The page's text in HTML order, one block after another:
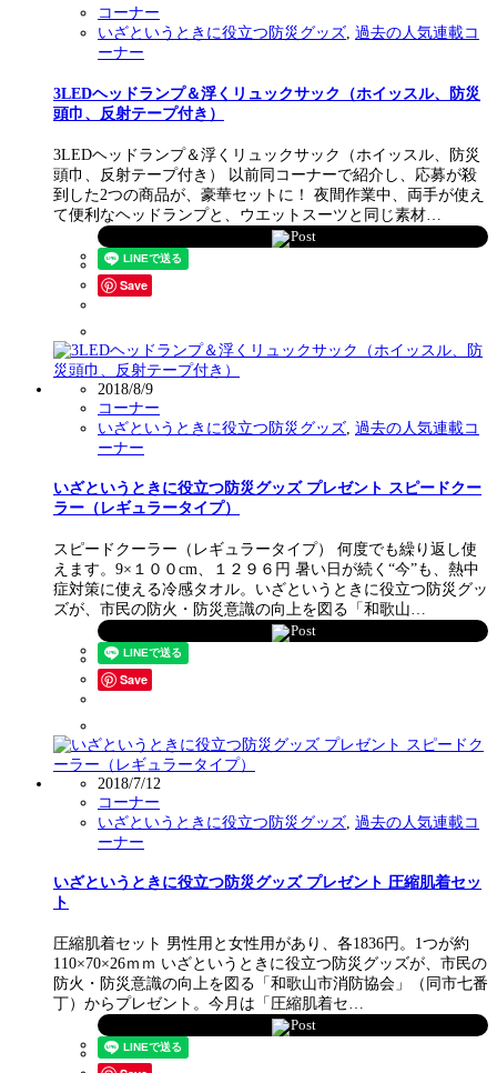
コーナー
いざというときに役立つ防災グッズ, 過去の人気連載コ
ーナー
3LEDヘッドランプ＆浮くリュックサック（ホイッスル、防災
頭巾、反射テープ付き）
3LEDヘッドランプ＆浮くリュックサック（ホイッスル、防災
頭巾、反射テープ付き） 以前同コーナーで紹介し、応募が殺
到した2つの商品が、豪華セットに！ 夜間作業中、両手が使え
て便利なヘッドランプと、ウエットスーツと同じ素材…
Post
Save
2018/8/9
コーナー
いざというときに役立つ防災グッズ 過去の人気連載コ
ーナー
いざというときに役立つ防災グッズ プレゼント スピードクー
ラー（レギュラータイプ）
スピードクーラー（レギュラータイプ） 何度でも繰り返し使
えます。9×１００cm、１２９６円 暑い日が続く“今”も、熱中
症対策に使える冷感タオル。いざというときに役立つ防災グッ
ズが、市民の防火・防災意識の向上を図る「和歌山…
Post
Save
2018/7/12
コーナー
いざというときに役立つ防災グッズ 過去の人気連載コ
ーナー
いざというときに役立つ防災グッズ プレゼント 圧縮肌着セッ
ト
圧縮肌着セット 男性用と女性用があり、各1836円。1つが約
110×70×26ｍｍ いざというときに役立つ防災グッズが、市民の
防火・防災意識の向上を図る「和歌山市消防協会」（同市七番
丁）からプレゼント。今月は「圧縮肌着セ…
Post